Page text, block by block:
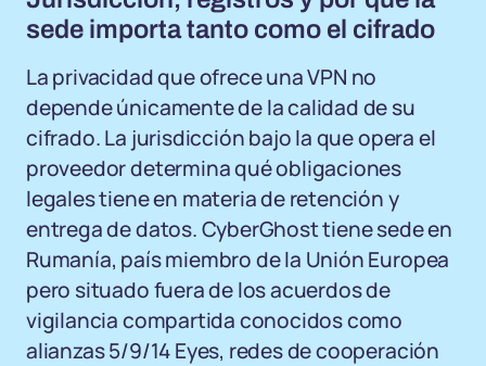
sede importa tanto como el cifrado
La privacidad que ofrece una VPN no
depende únicamente de la calidad de su
cifrado. La jurisdicción bajo la que opera el
proveedor determina qué obligaciones
legales tiene en materia de retención y
entrega de datos. CyberGhost tiene sede en
Rumanía, país miembro de la Unión Europea
pero situado fuera de los acuerdos de
vigilancia compartida conocidos como
alianzas 5/9/14 Eyes, redes de cooperación